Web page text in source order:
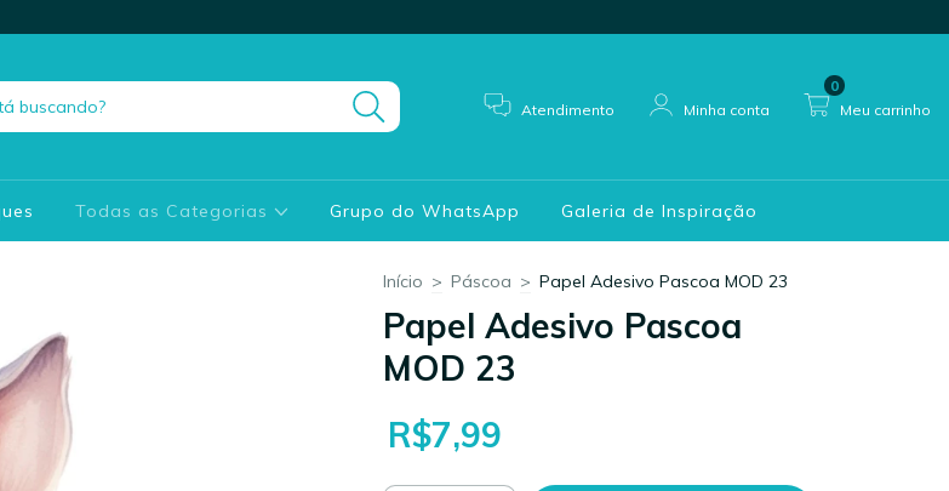
Atendimento Minha conta Meu carrinho
0
Todas as Categorias Grupo do WhatsApp Galeria de Inspiração
Início > Páscoa > Papel Adesivo Pascoa MOD 23
Papel Adesivo Pascoa
MOD 23
R$7,99